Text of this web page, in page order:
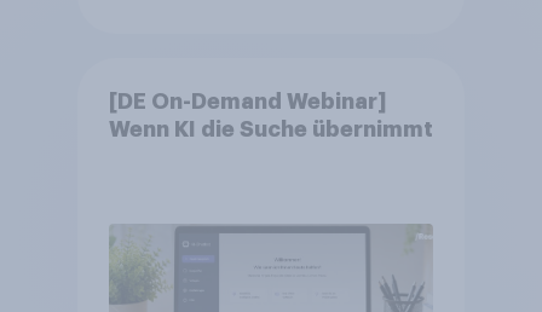
[DE On-Demand Webinar]
Wenn KI die Suche übernimmt